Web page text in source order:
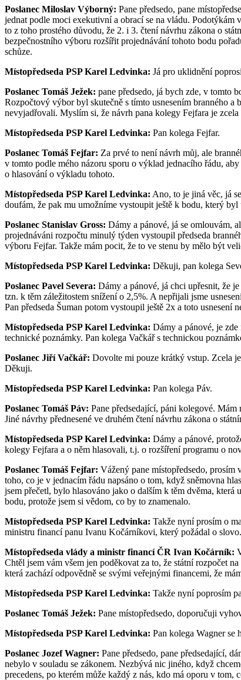
Poslanec Miloslav Výborný: Pane předsedo, pane
jednat podle moci exekutivní a obrací se na vládu. Podotýkám
to z toho prostého důvodu, že 2. i 3. čtení návrhu zákona o
bezpečnostního výboru rozšířit projednávání tohoto bodu
schůze.
Místopředseda PSP Karel Ledvinka: Já pro uklidnění
Poslanec Tomáš Ježek: pane předsedo, já bych zde, v tomto
Rozpočtový výbor byl skutečně s tímto usnesením branného a
nevyjadřovali. Myslím si, že návrh pana kolegy Fejfara je
Místopředseda PSP Karel Ledvinka: Pan kolega Fejfar.
Poslanec Tomáš Fejfar: Za prvé to není návrh můj, ale
v tomto podle mého názoru sporu o výklad jednacího řádu,
o hlasování o výkladu tohoto.
Místopředseda PSP Karel Ledvinka: Ano, to je jiná věc, já
doufám, že pak mu umožníme vystoupit ještě k bodu, který
Poslanec Stanislav Gross: Dámy a pánové, já se omlouvám,
projednáváni rozpočtu minulý týden vystoupil předseda
výboru Fejfar. Takže mám pocit, že to ve stenu by mělo být
Místopředseda PSP Karel Ledvinka: Děkuji, pan kolega
Poslanec Pavel Severa: Dámy a pánové, já chci upřesnit, že
tzn. k těm záležitostem snížení o 2,5%. A nepřijali jsme
Pan předseda Šuman potom vystoupil ještě 2x a toto
Místopředseda PSP Karel Ledvinka: Dámy a pánové, je
technické poznámky. Pan kolega Vačkář s technickou
Poslanec Jiří Vačkář: Dovolte mi pouze krátký vstup. Zcela
Děkuji.
Místopředseda PSP Karel Ledvinka: Pan kolega Páv.
Poslanec Tomáš Páv: Pane předsedající, páni kolegové. Mám
Jiné návrhy přednesené ve druhém čtení návrhu zákona o
Místopředseda PSP Karel Ledvinka: Dámy a pánové,
kolegy Fejfara a o něm hlasovali, t.j. o rozšíření programu o
Poslanec Tomáš Fejfar: Vážený pane místopředsedo, prosím
toho, co je v jednacím řádu napsáno o tom, když sněmovna
jsem přečetl, bylo hlasováno jako o dalším k těm dvěma,
bodu, protože jsem si vědom, co by to znamenalo.
Místopředseda PSP Karel Ledvinka: Takže nyní prosím o
ministru financí panu Ivanu Kočárníkovi, který požádal o slovo.
Místopředseda vlády a ministr financí ČR Ivan Kočárník:
Chtěl jsem vám všem jen poděkovat za to, že státní rozpočet
která zachází odpovědně se svými veřejnými financemi, že
Místopředseda PSP Karel Ledvinka: Takže nyní poprosím
Poslanec Tomáš Ježek: Pane místopředsedo, doporučuji
Místopředseda PSP Karel Ledvinka: Pan kolega Wagner se
Poslanec Jozef Wagner: Pane předsedo, pane předsedající,
nebylo v souladu se zákonem. Nezbývá nic jiného, když
precedens, po kterém může každý z nás, kdo má oporu v